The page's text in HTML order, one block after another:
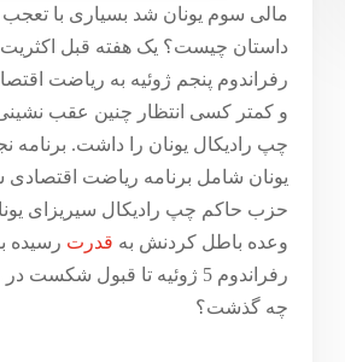
مالی سوم یونان شد بسیاری با
داستان چیست؟ یک هفته قبل اکثریت
رفراندوم پنجم ژوئیه به ریاضت
و کمتر کسی انتظار چنین عقب
چپ رادیکال یونان را داشت. برنامه
یونان شامل برنامه ریاضت
حزب حاکم چپ رادیکال سیریزای
وعده باطل کردنش به قدرت رسیده
چه گذشت؟